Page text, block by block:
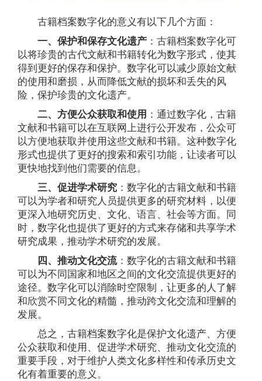
古籍档案数字化的意义有以下几个方面：
一、保护和保存文化遗产：古籍档案数字化可
以将珍贵的古代文献和书籍转化为数字形式，使其
得到更好的保存和保护。数字化可以减少原始文献
的使用和磨损，从而降低文献的损坏和丢失的风
险，保护珍贵的文化遗产。
二、方便公众获取和使用 ：通过数字化，古籍
文献和书籍可以在互联网上进行公开发布，公众可
以方便地获取并使用这些文献和书籍。这种数字化
形式也提供了更好的搜索和索引功能，让读者可以
更快地找到他们需要的信息。
三、促进学术研究：数字化的古籍文献和书籍
可以为学者和研究人员提供更多的研究材料，以便
更深入地研究历史、文化、语言、社会等方面。同
时，数字化也提供了更好的方式来存储和共享学术
研究成果，推动学术研究的发展。
四、推动文化交流：数字化的古籍文献和书籍
可以为不同国家和地区之间的文化交流提供更好的
途径。数字化可以消除时空限制，让更多的人了解
和欣赏不同文化的精髓，推动跨文化交流和理解的
发展。
总之，古籍档案数字化是保护文化遗产、方便
公众获取和使用、促进学术研究、推动文化交流的
重要手段，对于维护人类文化多样性和传承历史文
化有着重要的意义。